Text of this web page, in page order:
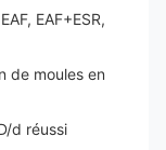
EAF+ESR,
de moules en
d réussi